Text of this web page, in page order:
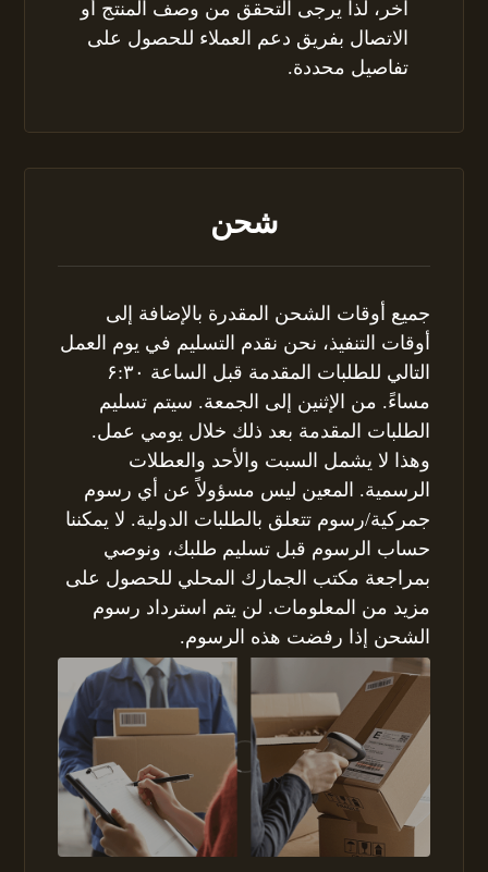
آخر، لذا يرجى التحقق من وصف المنتج أو
الاتصال بفريق دعم العملاء للحصول على
تفاصيل محددة.
شحن
جميع أوقات الشحن المقدرة بالإضافة إلى
أوقات التنفيذ، نحن نقدم التسليم في يوم العمل
التالي للطلبات المقدمة قبل الساعة ۶:۳۰
مساءً. من الإثنين إلى الجمعة. سيتم تسليم
الطلبات المقدمة بعد ذلك خلال يومي عمل.
وهذا لا يشمل السبت والأحد والعطلات
الرسمية. المعين ليس مسؤولاً عن أي رسوم
جمركية/رسوم تتعلق بالطلبات الدولية. لا يمكننا
حساب الرسوم قبل تسليم طلبك، ونوصي
بمراجعة مكتب الجمارك المحلي للحصول على
مزيد من المعلومات. لن يتم استرداد رسوم
الشحن إذا رفضت هذه الرسوم.